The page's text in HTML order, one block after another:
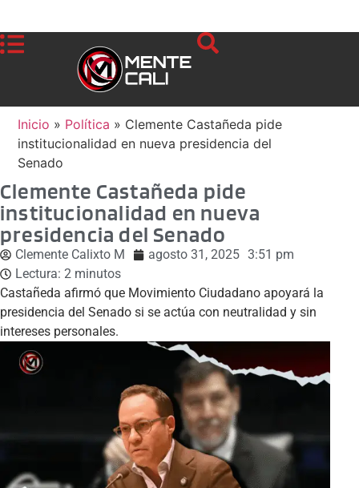
Inicio » Política » Clemente Castañeda pide
institucionalidad en nueva presidencia del
Senado
Clemente Castañeda pide
institucionalidad en nueva
presidencia del Senado
Clemente Calixto M agosto 31, 2025 3:51 pm
Lectura: 2 minutos
Castañeda afirmó que Movimiento Ciudadano apoyará la
presidencia del Senado si se actúa con neutralidad y sin
intereses personales.